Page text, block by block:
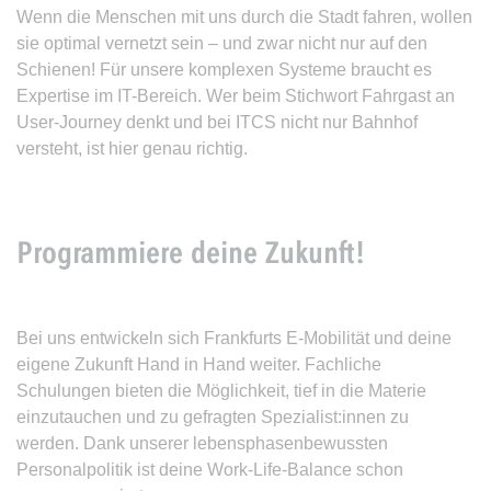
Wenn die Menschen mit uns durch die Stadt fahren, wollen
sie optimal vernetzt sein – und zwar nicht nur auf den
Schienen! Für unsere komplexen Systeme braucht es
Expertise im IT-Bereich. Wer beim Stichwort Fahrgast an
User-Journey denkt und bei ITCS nicht nur Bahnhof
versteht, ist hier genau richtig.
Programmiere deine Zukunft!
Bei uns entwickeln sich Frankfurts E-Mobilität und deine
eigene Zukunft Hand in Hand weiter. Fachliche
Schulungen bieten die Möglichkeit, tief in die Materie
einzutauchen und zu gefragten Spezialist:innen zu
werden. Dank unserer lebensphasenbewussten
Personalpolitik ist deine Work-Life-Balance schon